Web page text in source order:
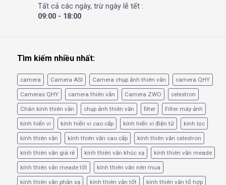
Tất cả các ngày, trừ ngày lễ tết :
09:00 - 18:00
Tìm kiếm nhiều nhất:
camera Camera ASI Camera chụp ảnh thiên văn camera QHY
Cameras QHY camera thiên văn Camera ZWO celestron
Chân kính thiên văn chụp ảnh thiên văn filter Filter máy ảnh
kính hiển vi kính hiển vi cao cấp kính hiển vi điện tử kính lọc
kính thiên văn kính thiên văn cao cấp kính thiên văn celestron
kính thiên văn giá rẻ kính thiên văn khúc xạ kính thiên văn meade
kính thiên văn meade tốt kính thiên văn nên mua
kính thiên văn phản xạ kính thiên văn tốt kính thiên văn tổ hợp